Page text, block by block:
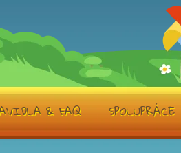
& FAQ SPOLUPRÁCE